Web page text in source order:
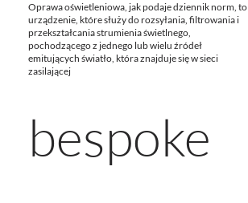
Oprawa oświetleniowa, jak podaje dziennik norm, to
urządzenie, które służy do rozsyłania, filtrowania i
przekształcania strumienia świetlnego,
pochodzącego z jednego lub wielu źródeł
emitujących światło, która znajduje się w sieci
zasilającej
bespoke